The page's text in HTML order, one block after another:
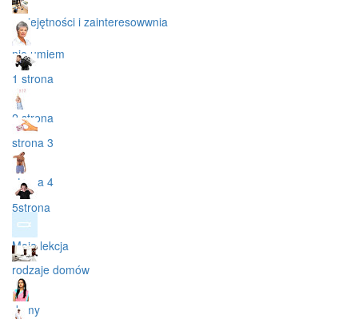
umiejętności i zainteresowwnia
nie umiem
1 strona
2 strona
strona 3
strona 4
5strona
Moja lekcja
rodzaje domów
domy